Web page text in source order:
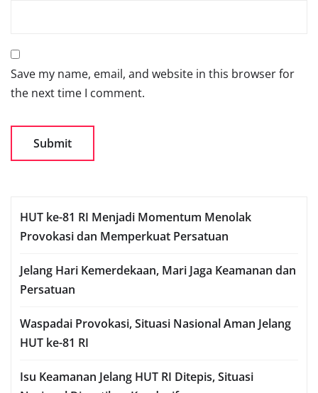
Save my name, email, and website in this browser for
the next time I comment.
HUT ke-81 RI Menjadi Momentum Menolak
Provokasi dan Memperkuat Persatuan
Jelang Hari Kemerdekaan, Mari Jaga Keamanan dan
Persatuan
Waspadai Provokasi, Situasi Nasional Aman Jelang
HUT ke-81 RI
Isu Keamanan Jelang HUT RI Ditepis, Situasi